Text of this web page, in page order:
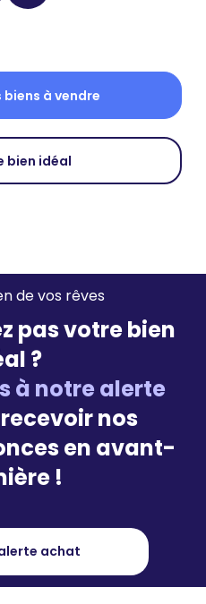
à vendre
bien idéal
de vos rêves
pas votre bien
?
à notre alerte
nos
en avant-
!
achat